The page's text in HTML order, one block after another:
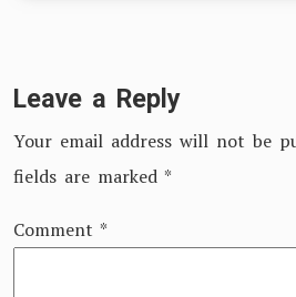
Leave a Reply
Your email address will not be
fields are marked *
Comment *